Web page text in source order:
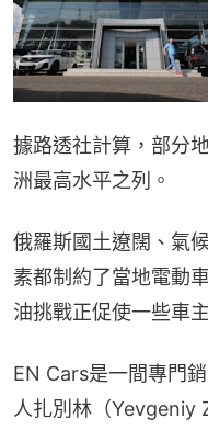
據路透社計算，部分
洲最高水平之列。
俄羅斯國土遼闊、氣
素都制約了當地電動
油挑戰正促使一些車
EN Cars是一間專門
人扎別林（Yevgeniy